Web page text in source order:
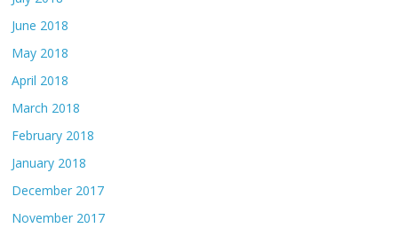
June 2018
May 2018
April 2018
March 2018
February 2018
January 2018
December 2017
November 2017